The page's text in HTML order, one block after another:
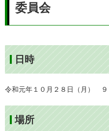
委員会
日時
令和元年１０月２８日（月） ９
場所